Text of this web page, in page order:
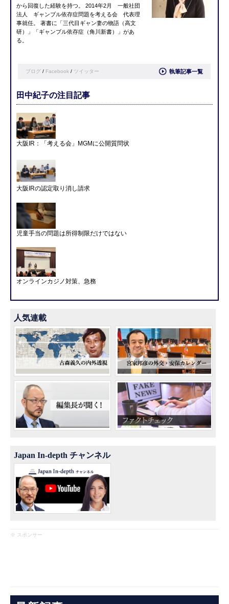
から回復した経験を持つ。 2014年2月 一般社団
法人 ギャンブル依存症問題を考える会 代表理
事就任。 著書に「三代目ギャン妻の物語（高文
研）」「ギャンブル依存症（角川新書）」があ
る。
ブログ / Facebook / ツイッター 執筆記事一覧
田中紀子の注目記事
大阪IR：「考える会」MGMに公開質問状
大阪IRの認定取り消し請求
児童手当の問題は所得制限だけではない
オンラインカジノ対策、急務
人気連載
Japan In-depth チャンネル
※ スポンサー